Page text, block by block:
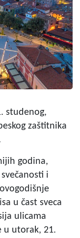
studenog,
zaštitnika
godina,
i
u čast sveca
ulicama
u utorak, 21.